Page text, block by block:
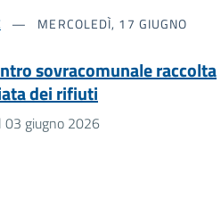
MERCOLEDÌ, 17 GIUGNO
sovracomunale raccolta
dei rifiuti
03 giugno 2026